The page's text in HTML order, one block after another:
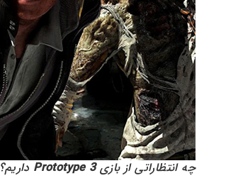
چه انتظاراتی از بازیPrototype 3 داریم؟